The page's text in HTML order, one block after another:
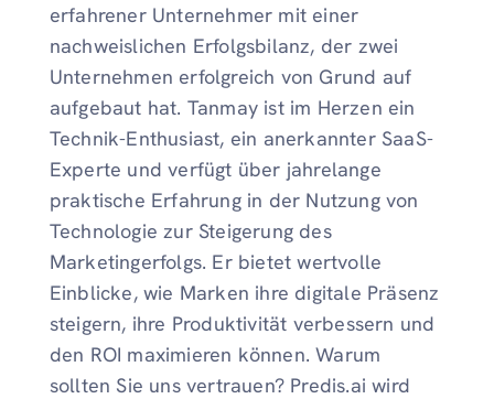
erfahrener Unternehmer mit einer
nachweislichen Erfolgsbilanz, der zwei
Unternehmen erfolgreich von Grund auf
aufgebaut hat. Tanmay ist im Herzen ein
Technik-Enthusiast, ein anerkannter SaaS-
Experte und verfügt über jahrelange
praktische Erfahrung in der Nutzung von
Technologie zur Steigerung des
Marketingerfolgs. Er bietet wertvolle
Einblicke, wie Marken ihre digitale Präsenz
steigern, ihre Produktivität verbessern und
den ROI maximieren können. Warum
sollten Sie uns vertrauen? Predis.ai wird